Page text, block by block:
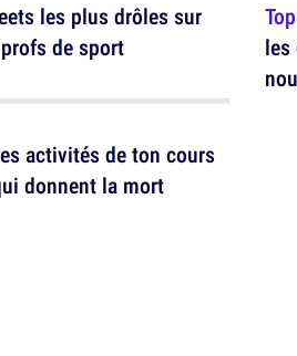
les plus drôles sur
de sport
activités de ton cours
donnent la mort
les